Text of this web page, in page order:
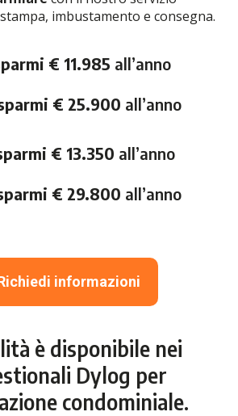
imbustamento e consegna.
€ 11.985 all’anno
€ 25.900 all’anno
€ 13.350 all’anno
€ 29.800 all’anno
informazioni
è disponibile nei
Dylog per
condominiale.